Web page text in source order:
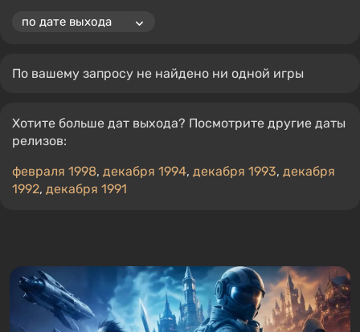
По вашему запросу не найдено ни одной игры
Хотите больше дат выхода? Посмотрите другие даты
релизов:
февраля 1998, декабря 1994, декабря 1993, декабря
1992, декабря 1991